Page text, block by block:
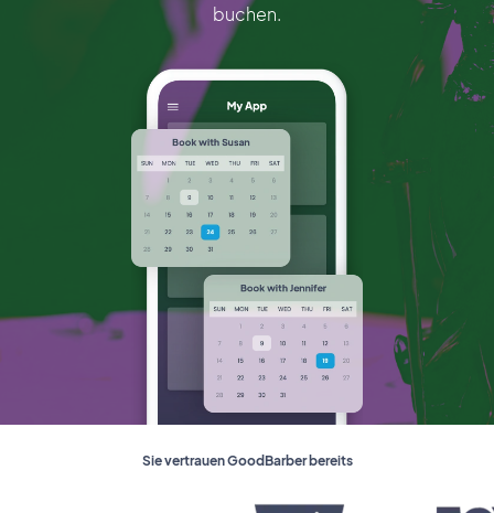
buchen.
Sie vertrauen GoodBarber bereits